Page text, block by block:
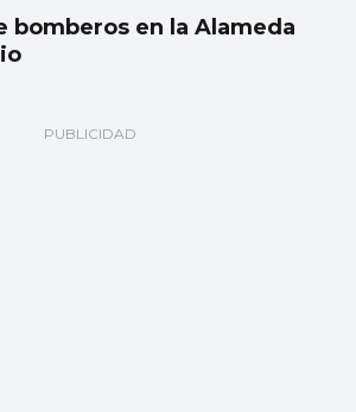
bomberos en la Alameda